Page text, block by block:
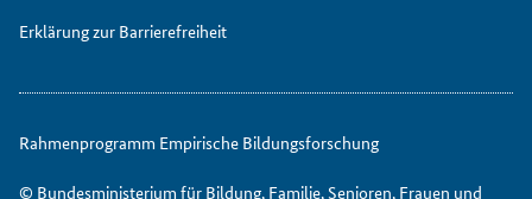
Erklärung zur Barrierefreiheit
Rahmenprogramm Empirische Bildungsforschung
© Bundesministerium für Bildung, Familie, Senioren, Frauen und